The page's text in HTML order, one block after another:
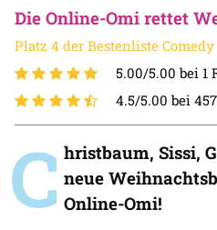
Die Online-Omi rettet
Platz 4 der Bestenliste Comedy
5.00/5.00 bei 1
4.5/5.00 bei
C hristbaum, Sissi,
neue
Online-Omi!